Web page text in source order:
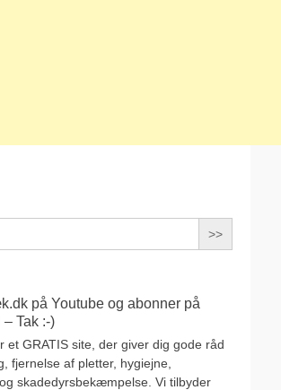
på Youtube og abonner på
Tak :-)
et GRATIS site, der giver dig gode råd
fjernelse af pletter, hygiejne,
skadedyrsbekæmpelse. Vi tilbyder